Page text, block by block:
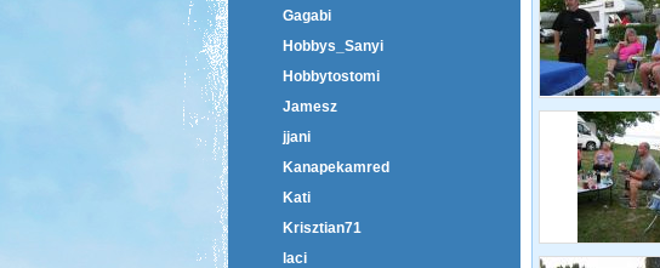
Gagabi
Hobbys_Sanyi
Hobbytostomi
Jamesz
jjani
Kanapekamred
Kati
Krisztian71
laci